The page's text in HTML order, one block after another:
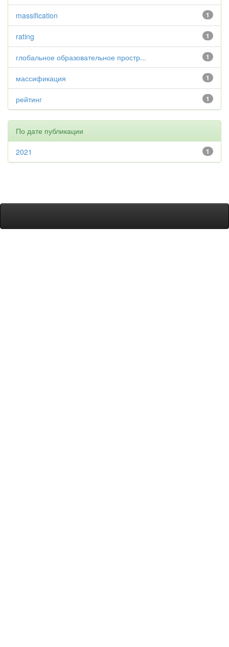
1
massification
1
rating
1
глобальное образовательное простр...
1
массификация
1
рейтинг
По дате публикации
1
2021